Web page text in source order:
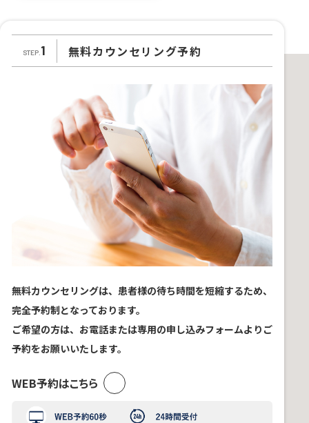
STEP. 1 無料カウンセリング予約
無料カウンセリングは、患者様の待ち時間を短縮するため、
完全予約制となっております。
ご希望の方は、お電話または専用の申し込みフォームよりご
予約をお願いいたします。
WEB予約はこちら